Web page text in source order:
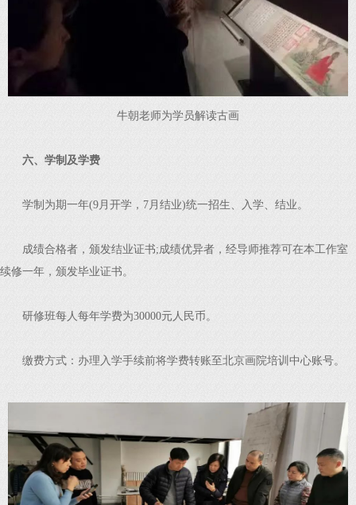
牛朝老师为学员解读古画
六、学制及学费
学制为期一年(9月开学，7月结业)统一招生、入学、结业。
成绩合格者，颁发结业证书;成绩优异者，经导师推荐可在本工作室
续修一年，颁发毕业证书。
研修班每人每年学费为30000元人民币。
缴费方式：办理入学手续前将学费转账至北京画院培训中心账号。